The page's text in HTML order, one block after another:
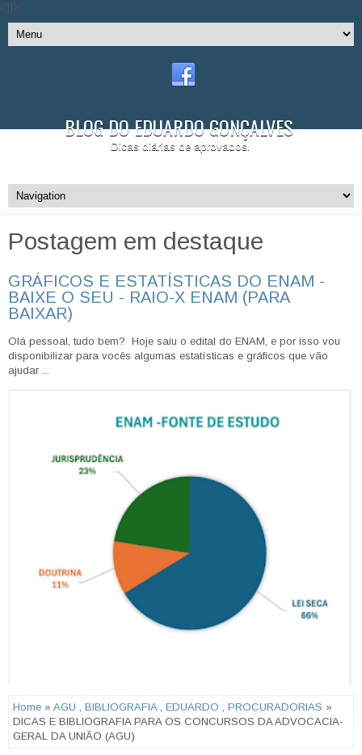
//]]>
BLOG DO EDUARDO GONÇALVES
Dicas diárias de aprovados.
Postagem em destaque
GRÁFICOS E ESTATÍSTICAS DO ENAM -
BAIXE O SEU - RAIO-X ENAM (PARA
BAIXAR)
Olá pessoal, tudo bem? Hoje saiu o edital do ENAM, e por isso vou
disponibilizar para vocês algumas estatísticas e gráficos que vão
ajudar ...
Home » AGU BIBLIOGRAFIA EDUARDO PROCURADORIAS »
DICAS E BIBLIOGRAFIA PARA OS CONCURSOS DA ADVOCACIA-
GERAL DA UNIÃO (AGU)